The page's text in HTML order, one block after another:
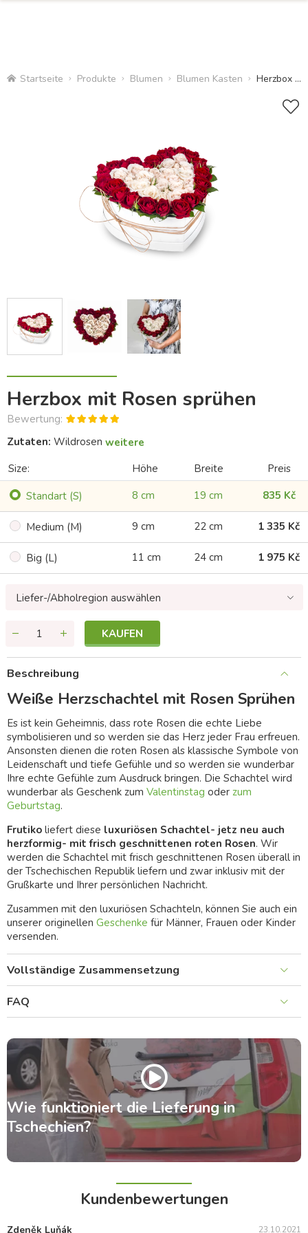
Startseite Produkte Blumen Blumen Kasten Herzbox mit Rosen sprühen
Herzbox mit Rosen sprühen
Bewertung:
Zutaten: Wildrosen weitere
Size:
Höhe Breite
Preis
Standart (S)
8 cm 19 cm 835 Kč
Medium (M) 9 cm 22 cm 1 335 Kč
Big (L) 11 cm 24 cm 1 975 Kč
Liefer-/Abholregion auswählen
KAUFEN
Beschreibung
Weiße Herzschachtel mit Rosen Sprühen
Es ist kein Geheimnis, dass rote Rosen die echte Liebe
symbolisieren und so werden sie das Herz jeder Frau erfreuen.
Ansonsten dienen die roten Rosen als klassische Symbole von
Leidenschaft und tiefe Gefühle und so werden sie wunderbar
Ihre echte Gefühle zum Ausdruck bringen. Die Schachtel wird
wunderbar als Geschenk zum Valentinstag oder zum
Geburtstag.
Frutiko liefert diese luxuriösen Schachtel- jetz neu auch
herzformig- mit frisch geschnittenen roten Rosen. Wir
werden die Schachtel mit frisch geschnittenen Rosen überall in
der Tschechischen Republik liefern und zwar inklusiv mit der
Grußkarte und Ihrer persönlichen Nachricht.
Zusammen mit den luxuriösen Schachteln, können Sie auch ein
unserer originellen Geschenke für Männer, Frauen oder Kinder
versenden.
Vollständige Zusammensetzung
FAQ
Wie funktioniert die Lieferung in
Tschechien?
Kundenbewertungen
Zdeněk Luňák 23.10.2021